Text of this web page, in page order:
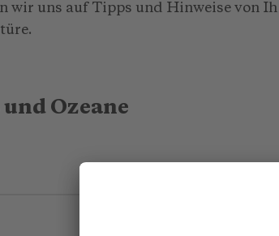
wir uns auf Tipps und Hinweise von
Ozeane
Fischerei und